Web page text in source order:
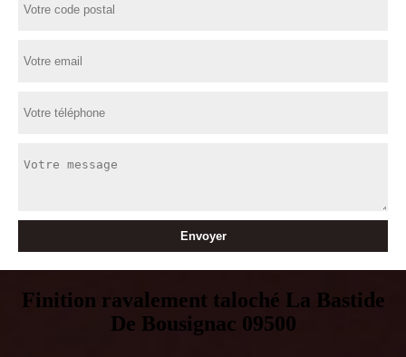
Finition ravalement taloché La Bastide
De Bousignac 09500